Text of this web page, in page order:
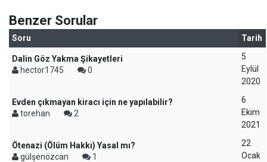
Benzer Sorular
Soru Tarih
Dalin Göz Yakma Şikayetleri
hector1745
0
5
Eylül
2020
Evden çıkmayan kiracı için ne yapılabilir?
torehan
2
6
Ekim
2021
Ötenazi (Ölüm Hakkı) Yasal mı?
gülşenözcan
1
22
Ocak